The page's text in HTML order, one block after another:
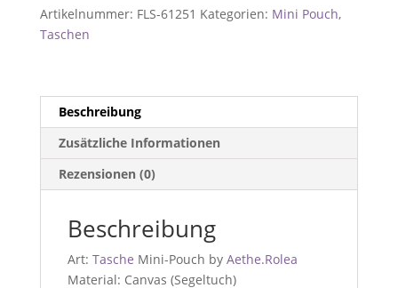
'Tosca
Garden'
Artikelnummer: FLS-61251 Kategorien: Mini Pouch,
Taschen
Beschreibung
Zusätzliche Informationen
Rezensionen (0)
Beschreibung
Art: Tasche Mini-Pouch by Aethe.Rolea
Material: Canvas (Segeltuch)